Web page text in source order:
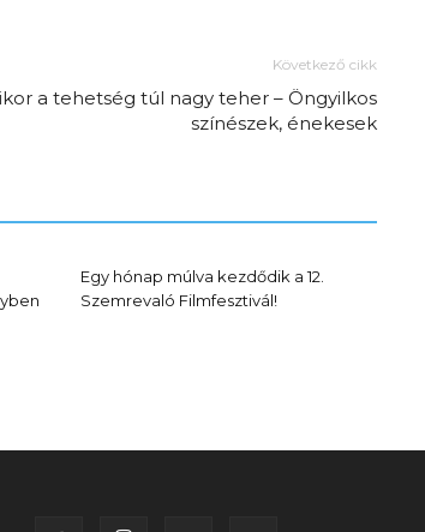
Következő cikk
a tehetség túl nagy teher – Öngyilkos
színészek, énekesek
Egy hónap múlva kezdődik a 12.
Szemrevaló Filmfesztivál!
Az f21-re költözik a
Trashről és lélekről –